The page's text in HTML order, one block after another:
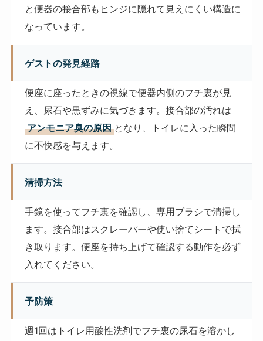
と便器の接合部もヒンジに隠れて見えにくい構造に
なっています。
ゲストの発見経路
便座に座ったときの視線で便器内側のフチ裏が見
え、尿石や黒ずみに気づきます。接合部の汚れは
アンモニア臭の原因 となり、トイレに入った瞬間
に不快感を与えます。
清掃方法
手鏡を使ってフチ裏を確認し、専用ブラシで清掃し
ます。接合部はスクレーパーや使い捨てシートで拭
き取ります。便座を持ち上げて確認する動作を必ず
入れてください。
予防策
週1回はトイレ用酸性洗剤でフチ裏の尿石を溶かし